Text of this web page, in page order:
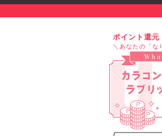
ポイント還
＼あなたの「な